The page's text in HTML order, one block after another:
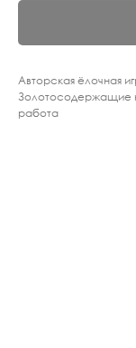
Авторская ёлочная
Золотосодержащие
работа